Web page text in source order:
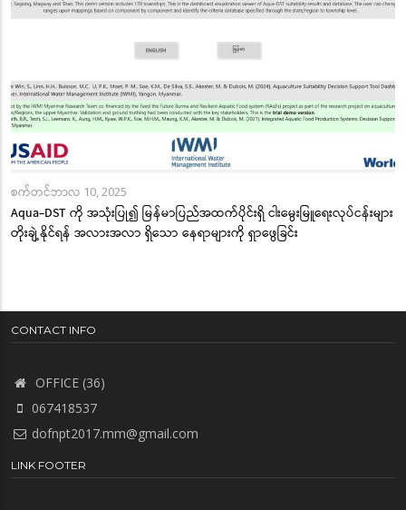
စက်တင်ဘာလ 10, 2025
Aqua-DST ကို အသုံးပြု၍ မြန်မာပြည်အထက်ပိုင်းရှိ ငါးမွေးမြူရေးလုပ်ငန်းများ
တိုးချဲ့နိုင်ရန် အလားအလာ ရှိသော နေရာများကို ရှာဖွေခြင်း
CONTACT INFO
OFFICE (36)
067418537
dofnpt2017.mm@gmail.com
LINK FOOTER